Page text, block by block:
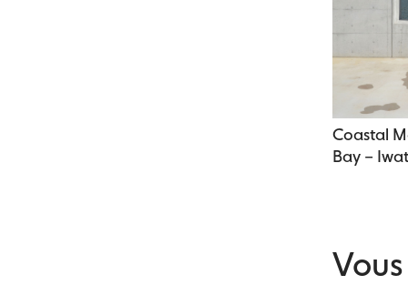
Coastal
Bay –